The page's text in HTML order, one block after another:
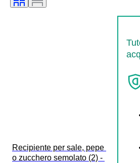
Recipiente per sale, pepe
o zucchero semolato (2) -